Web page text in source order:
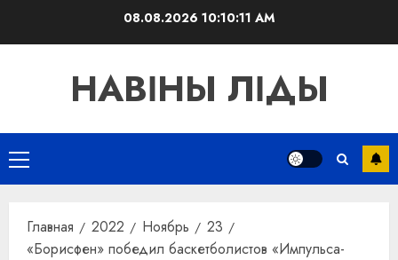
08.08.2026 10:10:11 AM
НАВІНЫ ЛІДЫ
Основное
меню
Главная 2022 Ноябрь
23
«Борисфен» победил баскетболистов «Импульса-